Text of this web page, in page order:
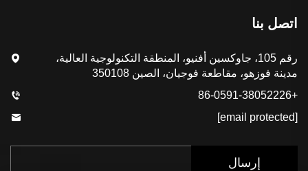
اتصل بنا
رقم 105، جاوكسين أفنيو، المنطقة التكنولوجية العالية،
مدينة فوزهو، مقاطعة فوجيان، الصين 350108
+86-0591-38052226
[email protected]
إرسال